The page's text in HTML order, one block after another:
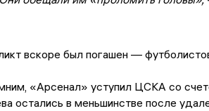
вскоре был погашен —
«Арсенал» уступил ЦСКА со
остались в меньшинстве после